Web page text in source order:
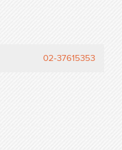
02-37615353